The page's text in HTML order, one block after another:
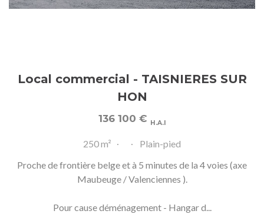
Local commercial - TAISNIERES SUR
HON
136 100 € H.A.I
250 m²
Plain-pied
Proche de frontière belge et à 5 minutes de la 4 voies (axe
Maubeuge / Valenciennes ).
Pour cause déménagement - Hangar d...